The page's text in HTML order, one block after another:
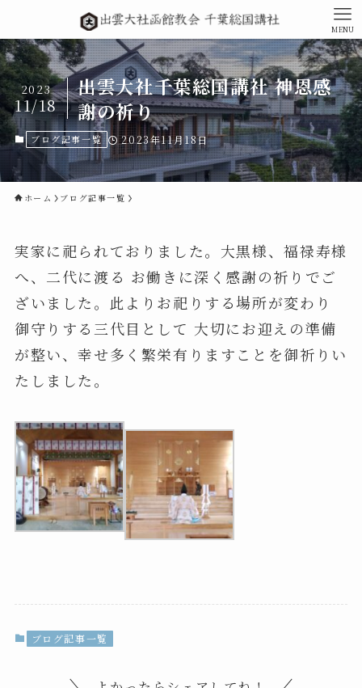
MENU
出雲大社千葉総国講社 神恩感
謝の祈り
2023
11/18
ブログ記事一覧 2023年11月18日
ホーム ブログ記事一覧
実家に祀られておりました。大黒様、福禄寿様
へ、二代に渡る お働きに深く感謝の祈りでご
ざいました。此よりお祀りする場所が変わり
御守りする三代目として 大切にお迎えの準備
が整い、幸せ多く繁栄有りますことを御祈りい
たしました。
ブログ記事一覧